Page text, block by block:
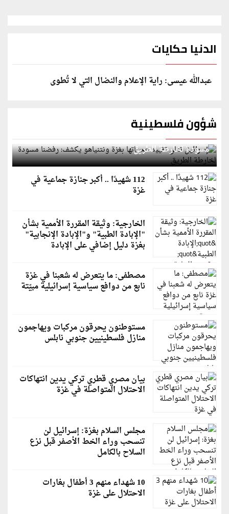
الدنيا حكايات
عبدالله عيسى: راية الإعلام والنضال التي لا تُطوى
شؤون فلسطينية
إسرائيل تعلن تقييد هجماتها بغزة ونتنياهو يكشف: رفضنا
مسودة لخارطة الطريق
112 شهيدًا .. أكبر جنازة جماعية في
غزة
الخارجية: وثيقة المقررة الأممية بشأن
"الإبادة الطبية" و"الإبادة الإنجابية"
بغزة دليل إضافي على الإبادة
مصطفى: ما يتعرض له شعبنا في غزة
نابع من دوافع سياسية إسرائيلية مبيّتة
مستوطنون يحرقون مركبات ويهاجمون
منازل فلسطينيين جنوبي نابلس
بيان مصري قطري تركي يدين انتهاكات
الاحتلال المتواصلة في غزة
مجلس السلام بغزة: إسرائيل لن
تنسحب وراء الخط الأصفر قبل نزع
السلاح بالكامل
10 شهداء منهم 3 أطفال بغارات
الاحتلال على غزة